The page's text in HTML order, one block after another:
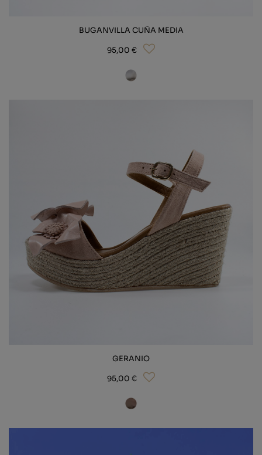
BUGANVILLA CUÑA MEDIA
95,00 €
GERANIO
95,00 €